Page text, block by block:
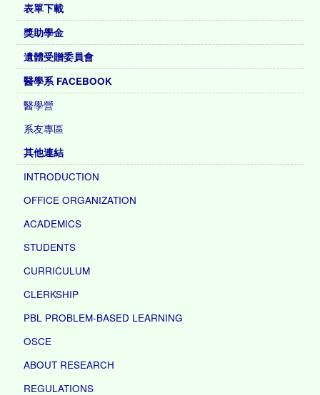
表單下載
獎助學金
遺體受贈委員會
醫學系 FACEBOOK
醫學營
系友專區
其他連結
INTRODUCTION
OFFICE ORGANIZATION
ACADEMICS
STUDENTS
CURRICULUM
CLERKSHIP
PBL PROBLEM-BASED LEARNING
OSCE
ABOUT RESEARCH
REGULATIONS